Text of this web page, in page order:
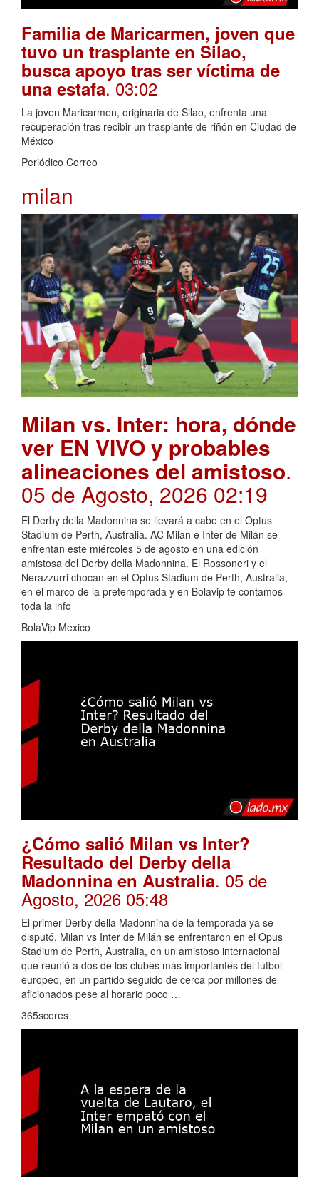
Familia de Maricarmen, joven que
tuvo un trasplante en Silao,
busca apoyo tras ser víctima de
una estafa. 03:02
La joven Maricarmen, originaria de Silao, enfrenta una
recuperación tras recibir un trasplante de riñón en Ciudad de
México
Periódico Correo
milan
Milan vs. Inter: hora, dónde
ver EN VIVO y probables
alineaciones del amistoso.
05 de Agosto, 2026 02:19
El Derby della Madonnina se llevará a cabo en el Optus
Stadium de Perth, Australia. AC Milan e Inter de Milán se
enfrentan este miércoles 5 de agosto en una edición
amistosa del Derby della Madonnina. El Rossoneri y el
Nerazzurri chocan en el Optus Stadium de Perth, Australia,
en el marco de la pretemporada y en Bolavip te contamos
toda la info
BolaVip Mexico
¿Cómo salió Milan vs Inter?
Resultado del Derby della
Madonnina en Australia. 05 de
Agosto, 2026 05:48
El primer Derby della Madonnina de la temporada ya se
disputó. Milan vs Inter de Milán se enfrentaron en el Opus
Stadium de Perth, Australia, en un amistoso internacional
que reunió a dos de los clubes más importantes del fútbol
europeo, en un partido seguido de cerca por millones de
aficionados pese al horario poco …
365scores